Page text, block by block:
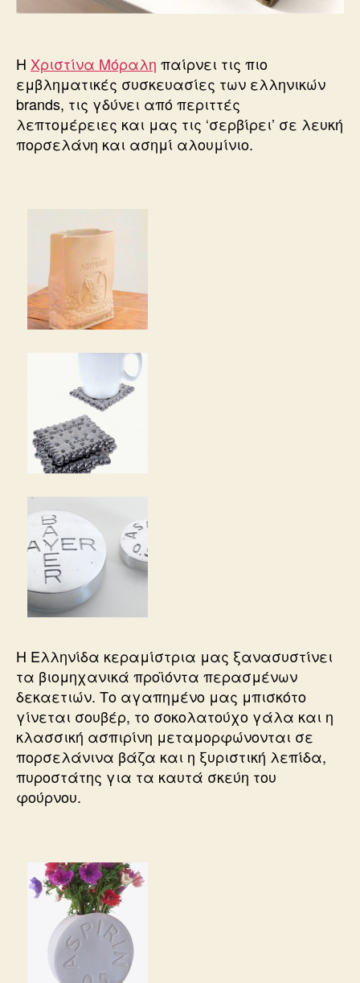
Η Χριστίνα Μόραλη παίρνει τις πιο
εμβληματικές συσκευασίες των ελληνικών
brands, τις γδύνει από περιττές
λεπτομέρειες και μας τις ‘σερβίρει’ σε λευκή
πορσελάνη και ασημί αλουμίνιο.
Η Eλληνίδα κεραμίστρια μας ξανασυστίνει
τα βιομηχανικά προϊόντα περασμένων
δεκαετιών. Το αγαπημένο μας μπισκότο
γίνεται σουβέρ, το σοκολατούχο γάλα και η
κλασσική ασπιρίνη μεταμορφώνονται σε
πορσελάνινα βάζα και η ξυριστική λεπίδα,
πυροστάτης για τα καυτά σκεύη του
φούρνου.